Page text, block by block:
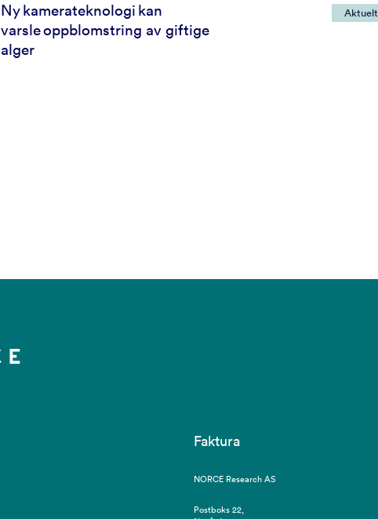
Ny kamerateknologi kan
varsle oppblomstring av giftige
alger
Aktuelt
Faktura
NORCE Research AS
Postboks 22,